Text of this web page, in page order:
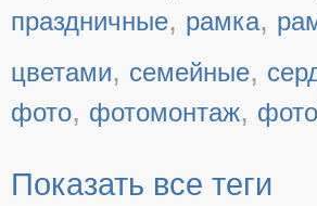
праздничные, рамка,
цветами, семейные,
фото, фотомонтаж,
Показать все теги